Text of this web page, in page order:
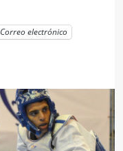
Correo electrónico